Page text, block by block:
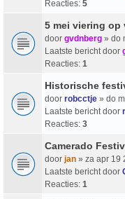
Reacties: 5
5 mei viering op
door gvdnberg » do
Laatste bericht door
Reacties: 1
Historische
door robcctje » do
Laatste bericht door
Reacties: 3
Camerado
door jan » za apr 19
Laatste bericht door
Reacties: 1